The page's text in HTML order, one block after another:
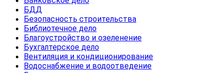
БДД
Безопасность строительства
Библиотечное дело
Благоустройство и озеленение
Бухгалтерское дело
Вентиляция и кондиционирование
Водоснабжение и водоотведение